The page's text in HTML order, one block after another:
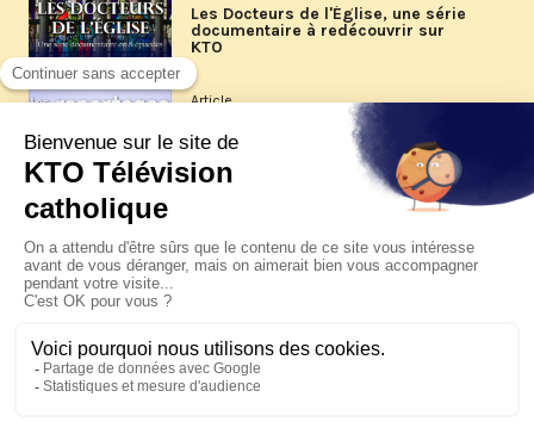
Les Docteurs de l'Église, une série
documentaire à redécouvrir sur
KTO
Article
Les reportages d'été 2026 de KTO
La visite pastorale du pape Léon
XIV à Assise à suivre sur KTO le
jeudi 6 août
Le pape en Uruguay, Argentine et
Pérou du 6 au 17 novembre 2026